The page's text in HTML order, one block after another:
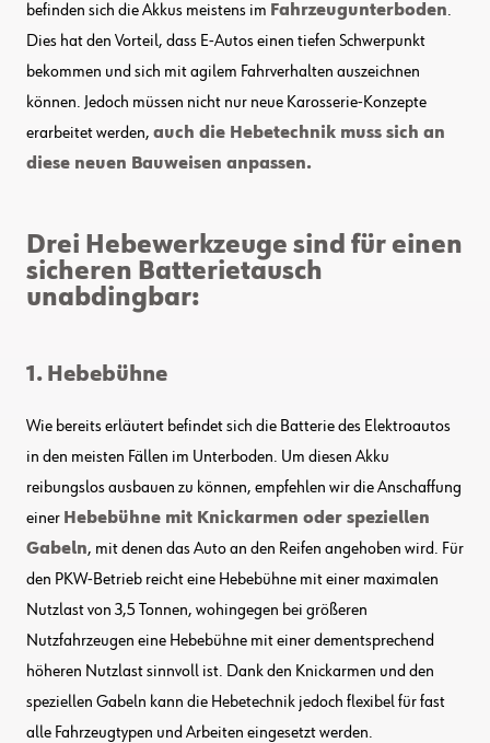
befinden sich die Akkus meistens im Fahrzeugunterboden.
Dies hat den Vorteil, dass E-Autos einen tiefen Schwerpunkt
bekommen und sich mit agilem Fahrverhalten auszeichnen
können. Jedoch müssen nicht nur neue Karosserie-Konzepte
erarbeitet werden, auch die Hebetechnik muss sich an
diese neuen Bauweisen anpassen.
Drei Hebewerkzeuge sind für einen
sicheren Batterietausch
unabdingbar:
1. Hebebühne
Wie bereits erläutert befindet sich die Batterie des Elektroautos
in den meisten Fällen im Unterboden. Um diesen Akku
reibungslos ausbauen zu können, empfehlen wir die Anschaffung
einer Hebebühne mit Knickarmen oder speziellen
Gabeln, mit denen das Auto an den Reifen angehoben wird. Für
den PKW-Betrieb reicht eine Hebebühne mit einer maximalen
Nutzlast von 3,5 Tonnen, wohingegen bei größeren
Nutzfahrzeugen eine Hebebühne mit einer dementsprechend
höheren Nutzlast sinnvoll ist. Dank den Knickarmen und den
speziellen Gabeln kann die Hebetechnik jedoch flexibel für fast
alle Fahrzeugtypen und Arbeiten eingesetzt werden.